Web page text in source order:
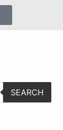
SEARCH